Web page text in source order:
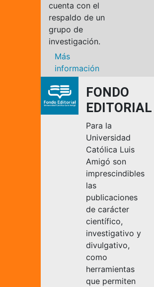
cuenta con el
respaldo de un
grupo de
investigación.
Más
información
FONDO
EDITORIAL
Para la
Universidad
Católica Luis
Amigó son
imprescindibles
las
publicaciones
de carácter
científico,
investigativo y
divulgativo,
como
herramientas
que permiten